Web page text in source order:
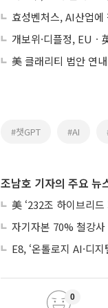
효성벤처스, AI산업
개보위·디플정, EUㆍ
美 클래리티 법안 연
#챗GPT #AI
조남호 기자의 주요 뉴
美 ‘232조 하이브리
자기자본 70% 철강
E8, ‘온톨로지 AI·디
0